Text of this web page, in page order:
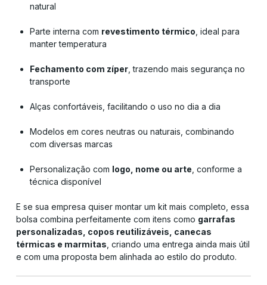
natural
Parte interna com revestimento térmico , ideal para
manter temperatura
Fechamento com zíper , trazendo mais segurança no
transporte
Alças confortáveis, facilitando o uso no dia a dia
Modelos em cores neutras ou naturais, combinando
com diversas marcas
Personalização com logo, nome ou arte , conforme a
técnica disponível
E se sua empresa quiser montar um kit mais completo, essa
bolsa combina perfeitamente com itens como garrafas
personalizadas, copos reutilizáveis, canecas
térmicas e marmitas , criando uma entrega ainda mais útil
e com uma proposta bem alinhada ao estilo do produto.